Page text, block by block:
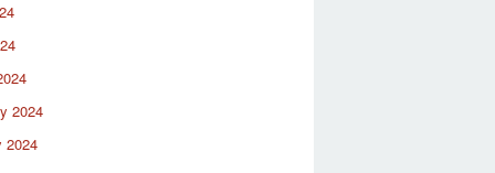
2024
2024